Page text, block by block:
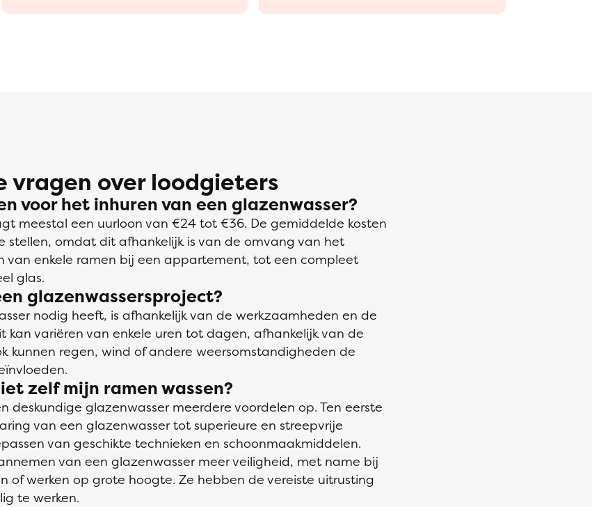
vragen over loodgieters
voor het inhuren van een glazenwasser?
meestal een uurloon van €24 tot €36. De gemiddelde kosten
stellen, omdat dit afhankelijk is van de omvang van het
van enkele ramen bij een appartement, tot een compleet
glas.
glazenwassersproject?
nodig heeft, is afhankelijk van de werkzaamheden en de
kan variëren van enkele uren tot dagen, afhankelijk van de
kunnen regen, wind of andere weersomstandigheden de
zelf mijn ramen wassen?
deskundige glazenwasser meerdere voordelen op. Ten eerste
van een glazenwasser tot superieure en streepvrije
van geschikte technieken en schoonmaakmiddelen.
van een glazenwasser meer veiligheid, met name bij
of werken op grote hoogte. Ze hebben de vereiste uitrusting
te werken.